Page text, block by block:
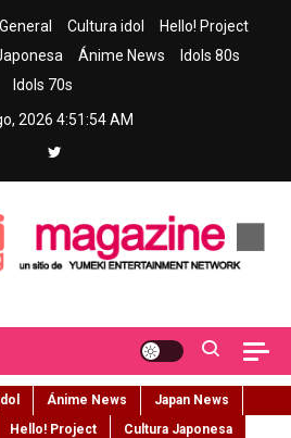
General Cultura idol
Hello! Project
Ánime News
Idols 80s
Idols 70s
2026 4:51:55 AM
Ánime News
Japan News
Hello! Project
Cultura Japonesa